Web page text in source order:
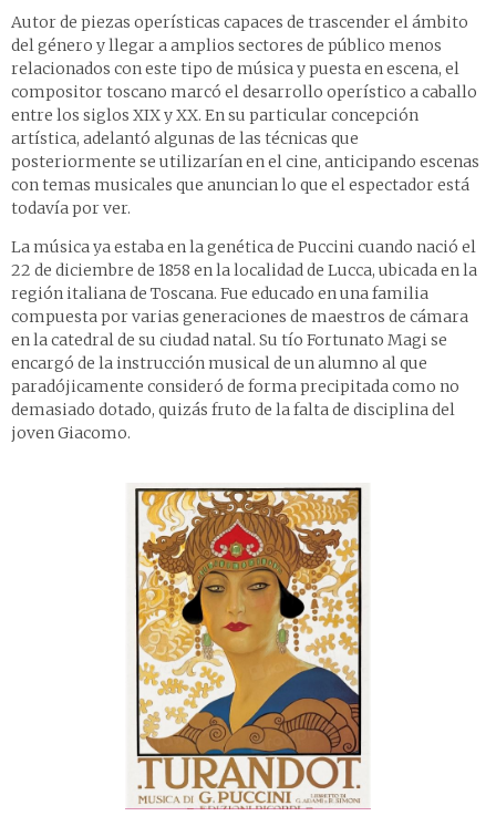
Autor de piezas operísticas capaces de trascender el ámbito
del género y llegar a amplios sectores de público menos
relacionados con este tipo de música y puesta en escena, el
compositor toscano marcó el desarrollo operístico a caballo
entre los siglos XIX y XX. En su particular concepción
artística, adelantó algunas de las técnicas que
posteriormente se utilizarían en el cine, anticipando escenas
con temas musicales que anuncian lo que el espectador está
todavía por ver.
La música ya estaba en la genética de Puccini cuando nació el
22 de diciembre de 1858 en la localidad de Lucca, ubicada en la
región italiana de Toscana. Fue educado en una familia
compuesta por varias generaciones de maestros de cámara
en la catedral de su ciudad natal. Su tío Fortunato Magi se
encargó de la instrucción musical de un alumno al que
paradójicamente consideró de forma precipitada como no
demasiado dotado, quizás fruto de la falta de disciplina del
joven Giacomo.